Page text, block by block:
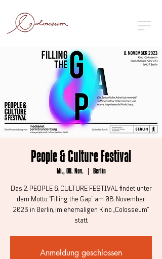
People & Culture Festival
Mi., 08. Nov.
  |
Berlin
Das 2. PEOPLE & CULTURE FESTIVAL findet unter
dem Motto “Filling the Gap” am 08. November
2023 in Berlin, im ehemaligen Kino „Colosseum“
statt.
Anmeldung geschlossen